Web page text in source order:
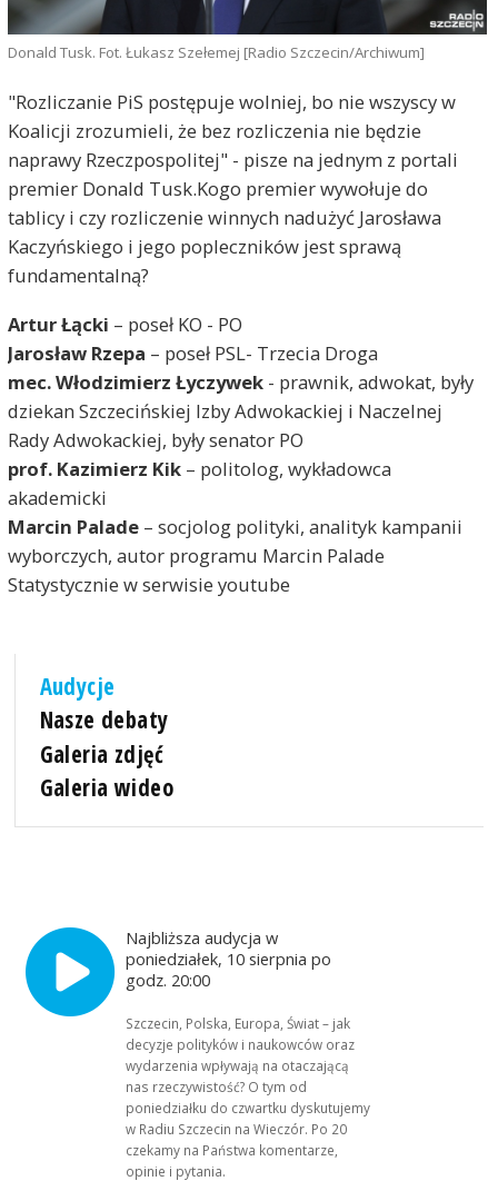
Donald Tusk. Fot. Łukasz Szełemej [Radio Szczecin/Archiwum]
"Rozliczanie PiS postępuje wolniej, bo nie wszyscy w
Koalicji zrozumieli, że bez rozliczenia nie będzie
naprawy Rzeczpospolitej" - pisze na jednym z portali
premier Donald Tusk.Kogo premier wywołuje do
tablicy i czy rozliczenie winnych nadużyć Jarosława
Kaczyńskiego i jego popleczników jest sprawą
fundamentalną?
Artur Łącki – poseł KO - PO
Jarosław Rzepa – poseł PSL- Trzecia Droga
mec. Włodzimierz Łyczywek- prawnik, adwokat, były
dziekan Szczecińskiej Izby Adwokackiej i Naczelnej
Rady Adwokackiej, były senator PO
prof. Kazimierz Kik– politolog, wykładowca
akademicki
Marcin Palade– socjolog polityki, analityk kampanii
wyborczych, autor programu Marcin Palade
Statystycznie w serwisie youtube
Audycje
Nasze debaty
Galeria zdjęć
Galeria wideo
Najbliższa audycja w
poniedziałek, 10 sierpnia po
godz. 20:00
Szczecin, Polska, Europa, Świat – jak
decyzje polityków i naukowców oraz
wydarzenia wpływają na otaczającą
nas rzeczywistość? O tym od
poniedziałku do czwartku dyskutujemy
w Radiu Szczecin na Wieczór. Po 20
czekamy na Państwa komentarze,
opinie i pytania.